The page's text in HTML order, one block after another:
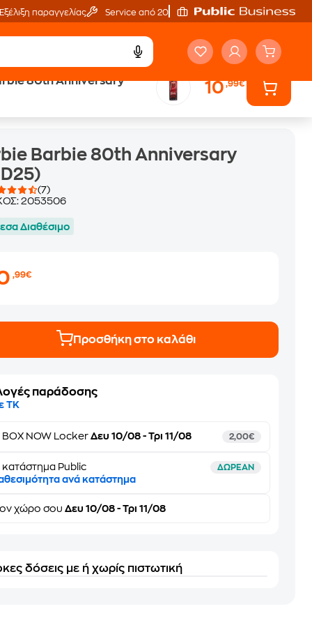
Εξέλιξη παραγγελίας Service από 20'
80th Anniversary 10,99€
Barbie 80th Anniversary
(7)
2053506
Διαθέσιμο
,99€
Προσθήκη στο καλάθι
παράδοσης
ΤΚ
BOX NOW Locker Δευ 10/08 - Τρι 11/08 2,00€
κατάστημα Public ΔΩΡΕΑΝ
ανά κατάστημα
χώρο σου Δευ 10/08 - Τρι 11/08
δόσεις με ή χωρίς πιστωτική